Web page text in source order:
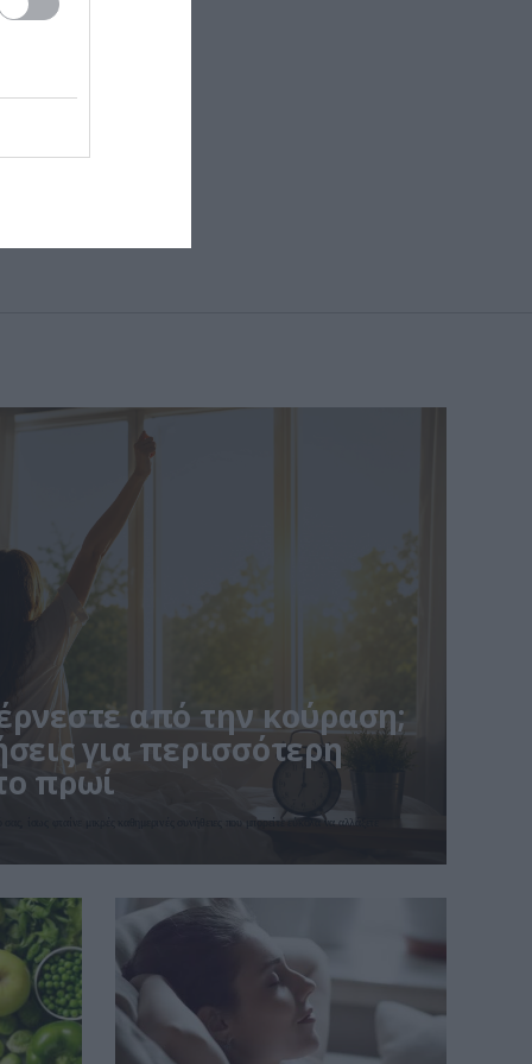
από την κούραση;
για περισσότερη
πρωί
ίσως φταίνε μικρές καθημερινές συνήθειες που μπορείτε εύκολα να αλλάξετε